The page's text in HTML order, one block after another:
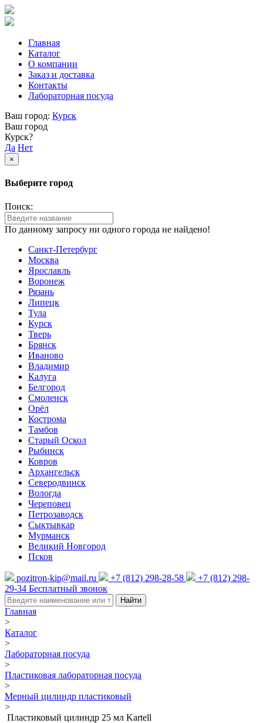
Главная
Каталог
О компании
Заказ и доставка
Контакты
Лабораторная посуда
Ваш город: Курск
Ваш город
Курск?
Да Нет
×
Выберите город
Поиск:
По данному запросу ни одного города не найдено!
Санкт-Петербург
Москва
Ярославль
Воронеж
Рязань
Липецк
Тула
Курск
Тверь
Брянск
Иваново
Владимир
Калуга
Белгород
Смоленск
Орёл
Кострома
Тамбов
Старый Оскол
Рыбинск
Ковров
Архангельск
Северодвинск
Вологда
Череповец
Петрозаводск
Сыктывкар
Мурманск
Великий Новгород
Псков
pozitron-kip@mail.ru +7 (812) 298-28-58
+7 (812) 298-
29-34 Бесплатный звонок
Найти
Главная
>
Каталог
>
Лабораторная посуда
>
Пластиковая лабораторная посуда
>
Мерный цилиндр пластиковый
>
Пластиковый цилиндр 25 мл Kartell